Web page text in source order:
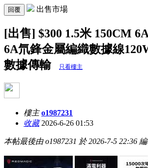
回覆 出售市場
[出售] $300 1.5米 150CM
6A氘鋒金屬編織數據線
數據傳輸
只看樓主
樓主 o1987231
收藏2026-6-26 01:53
本帖最後由 o1987231 於 2026-7-5 22:36